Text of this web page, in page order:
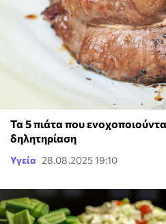
Τα 5 πιάτα που
δηλητηρίαση
Υγεία 28.08.2025 19:10